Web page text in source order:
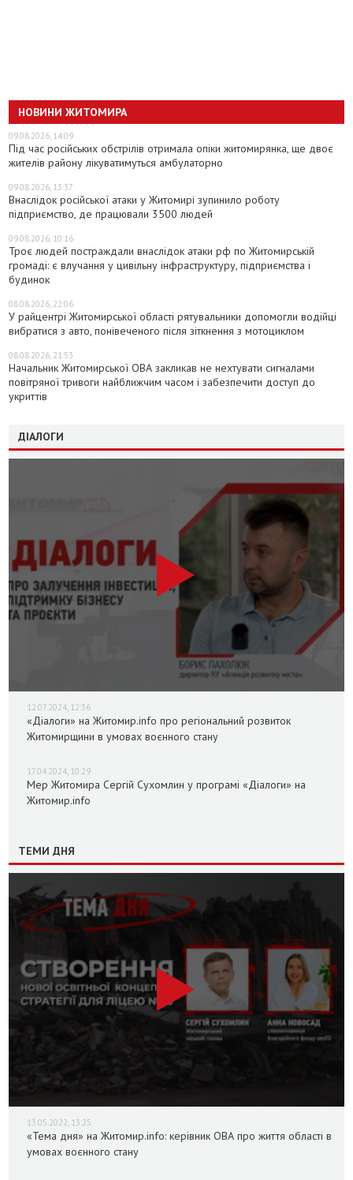
НОВИНИ ЖИТОМИРА
09.08.2026, 14:09
Під час російських обстрілів отримала опіки житомирянка, ще двоє
жителів району лікуватимуться амбулаторно
09.08.2026, 13:37
Внаслідок російської атаки у Житомирі зупинило роботу
підприємство, де працювали 3500 людей
09.08.2026, 10:16
Троє людей постраждали внаслідок атаки рф по Житомирській
громаді: є влучання у цивільну інфраструктуру, підприємства і
будинок
08.08.2026, 22:06
У райцентрі Житомирської області рятувальники допомогли водійці
вибратися з авто, понівеченого після зіткнення з мотоциклом
08.08.2026, 21:53
Начальник Житомирської ОВА закликав не нехтувати сигналами
повітряної тривоги найближчим часом і забезпечити доступ до
укриттів
ДІАЛОГИ
12.07.2024, 12:36
«Діалоги» на Житомир.info про регіональний розвиток
Житомирщини в умовах воєнного стану
17.04.2024, 10:29
Мер Житомира Сергій Сухомлин у програмі «Діалоги» на
Житомир.info
ТЕМИ ДНЯ
13.05.2022, 13:25
«Тема дня» на Житомир.info: керівник ОВА про життя області в
умовах воєнного стану